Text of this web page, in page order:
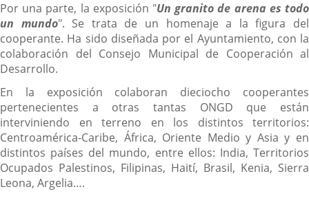
Por una parte, la exposición "Un granito de arena es todo
un mundo". Se trata de un homenaje a la figura del
cooperante. Ha sido diseñada por el Ayuntamiento, con la
colaboración del Consejo Municipal de Cooperación al
Desarrollo.
En la exposición colaboran dieciocho cooperantes
pertenecientes a otras tantas ONGD que están
interviniendo en terreno en los distintos territorios:
Centroamérica-Caribe, África, Oriente Medio y Asia y en
distintos países del mundo, entre ellos: India, Territorios
Ocupados Palestinos, Filipinas, Haití, Brasil, Kenia, Sierra
Leona, Argelia….